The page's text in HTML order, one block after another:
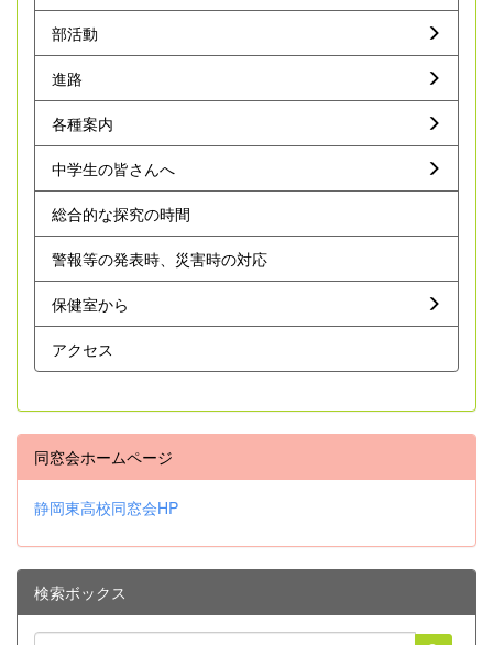
部活動
進路
各種案内
中学生の皆さんへ
総合的な探究の時間
警報等の発表時、災害時の対応
保健室から
アクセス
同窓会ホームページ
静岡東高校同窓会HP
検索ボックス